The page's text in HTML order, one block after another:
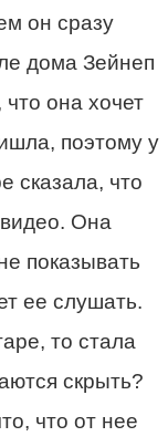
он сразу
дома Зейнеп
она хочет
поэтому у
сказала, что
Она
показывать
ее слушать.
то стала
скрыть?
что от нее